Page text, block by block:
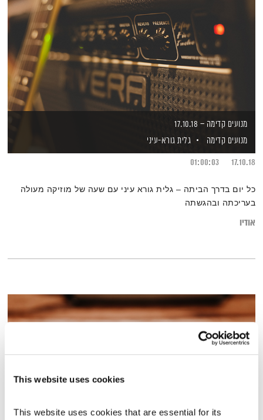
This website uses cookies
This website uses cookies that are essential for its
מנועים קדימה – 17.10.18
מנועים קדימה
גלית גורא-עיני
17.10.18
01:00:03
כל יום בדרך הביתה – גלית גורא עיני עם שעה של מוזיקה מעולה
בעריכתה ובהגשתה
אודיו